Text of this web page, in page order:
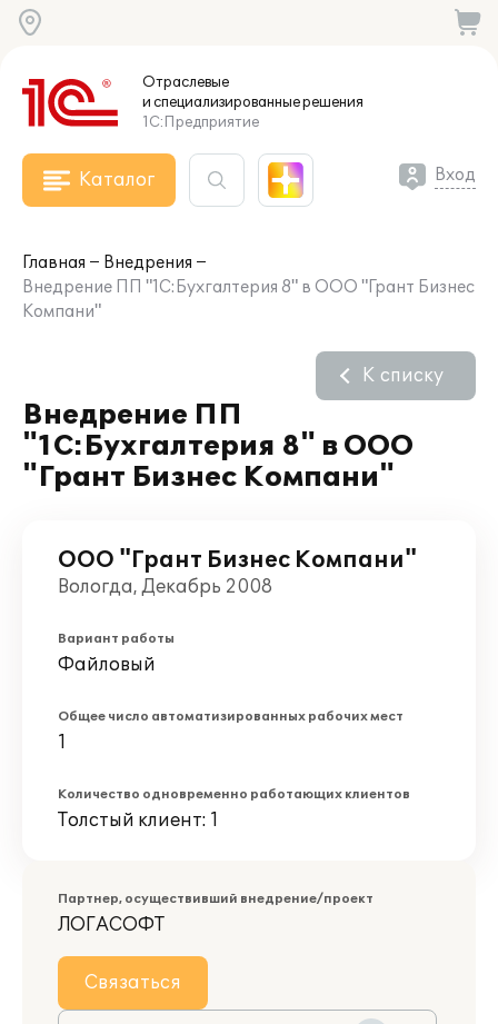
Отраслевые
и специализированныерешения
1С:Предприятие
Каталог Вход
Главная
Внедрения
Внедрение ПП "1С:Бухгалтерия 8" в ООО "Грант Бизнес
Компани"
Внедрение ПП
"1С:Бухгалтерия 8" в ООО
"Грант Бизнес Компани"
К списку
ООО "Грант Бизнес Компани"
Вологда, Декабрь 2008
Вариант работы
Файловый
Общее число автоматизированных рабочих мест
1
Количество одновременно работающих клиентов
Толстый клиент: 1
Партнер, осуществивший внедрение/проект
ЛОГАСОФТ
Связаться